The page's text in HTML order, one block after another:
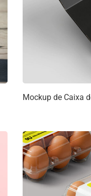
Mockup de Caixa